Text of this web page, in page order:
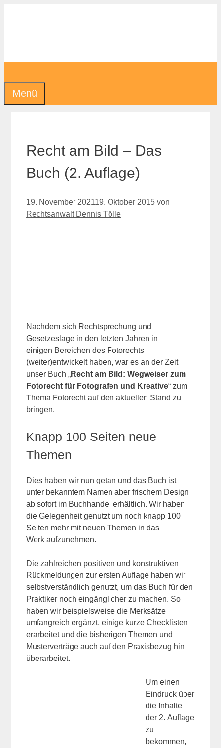
Menü
Recht am Bild – Das
Buch (2. Auflage)
19. November 202119. Oktober 2015 von
Rechtsanwalt Dennis Tölle
Nachdem sich Rechtsprechung und
Gesetzeslage in den letzten Jahren in
einigen Bereichen des Fotorechts
(weiter)entwickelt haben, war es an der Zeit
unser Buch „Recht am Bild: Wegweiser zum
Fotorecht für Fotografen und Kreative“ zum
Thema Fotorecht auf den aktuellen Stand zu
bringen.
Knapp 100 Seiten neue
Themen
Dies haben wir nun getan und das Buch ist
unter bekanntem Namen aber frischem Design
ab sofort im Buchhandel erhältlich. Wir haben
die Gelegenheit genutzt um noch knapp 100
Seiten mehr mit neuen Themen in das
Werk aufzunehmen.
Die zahlreichen positiven und konstruktiven
Rückmeldungen zur ersten Auflage haben wir
selbstverständlich genutzt, um das Buch für den
Praktiker noch eingänglicher zu machen. So
haben wir beispielsweise die Merksätze
umfangreich ergänzt, einige kurze Checklisten
erarbeitet und die bisherigen Themen und
Musterverträge auch auf den Praxisbezug hin
überarbeitet.
Um einen
Eindruck über
die Inhalte
der 2. Auflage
zu
bekommen,